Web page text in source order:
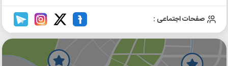
صفحات اجتماعی :